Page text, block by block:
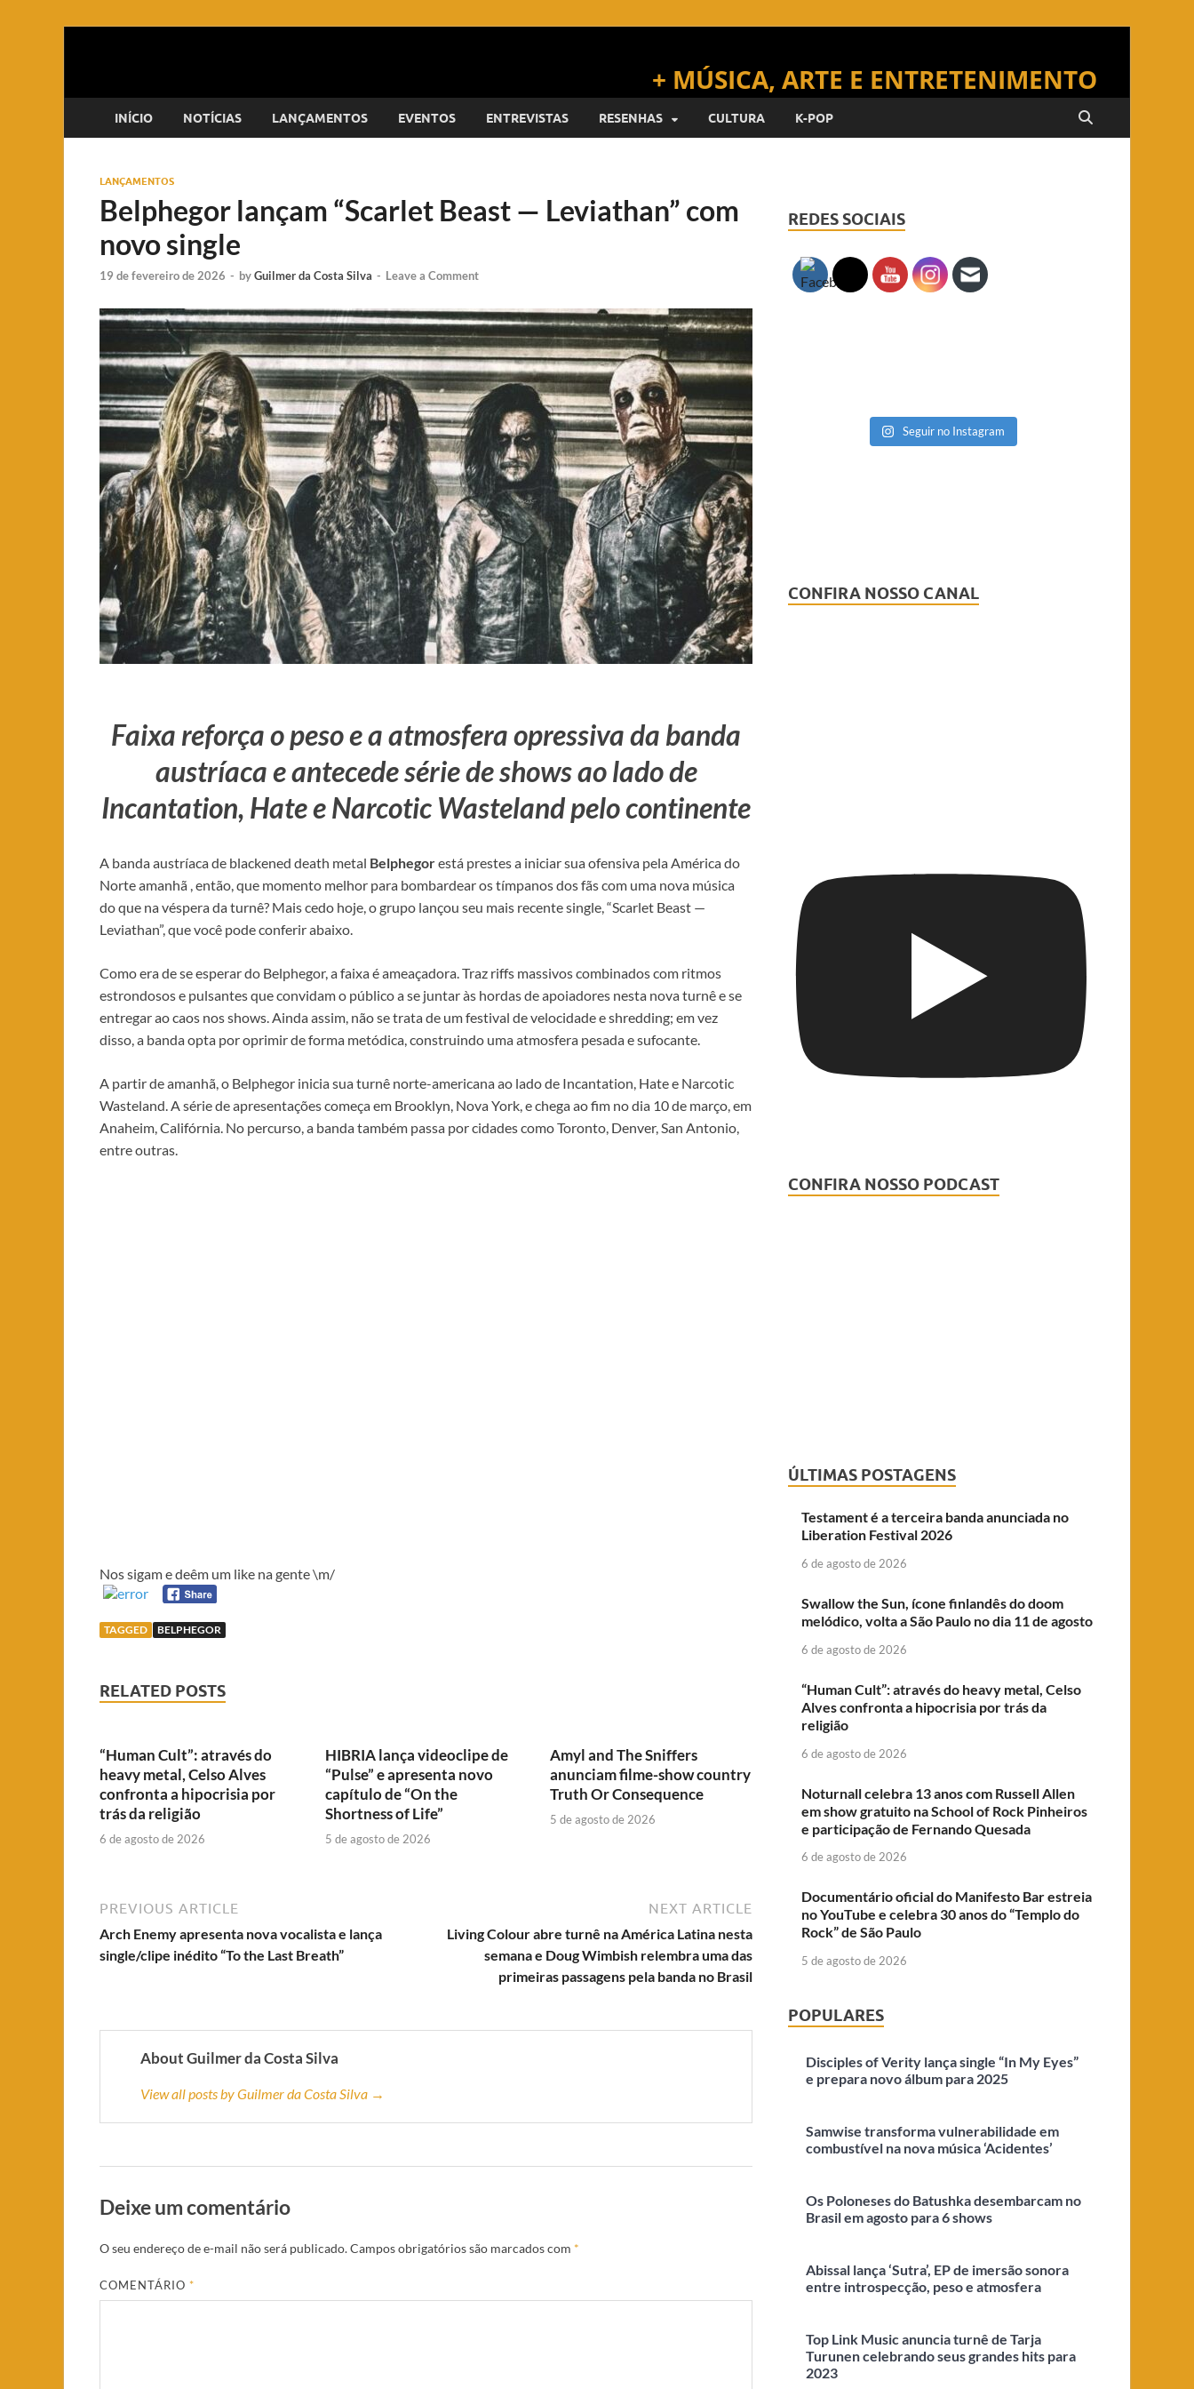
INÍCIO NOTÍCIAS LANÇAMENTOS EVENTOS ENTREVISTAS RESENHAS CULTURA K-POP
LANÇAMENTOS
Belphegor lançam “Scarlet Beast — Leviathan” com
novo single
19 de fevereiro de 2026 - byGuilmer da Costa Silva - Leave a Comment
Faixa reforça o peso e a atmosfera opressiva da banda
austríaca e antecede série de shows ao lado de
Incantation, Hate e Narcotic Wasteland pelo continente
A banda austríaca de blackened death metal Belphegorestá prestes a iniciar sua ofensiva pela América do
Norte amanhã , então, que momento melhor para bombardear os tímpanos dos fãs com uma nova música
do que na véspera da turnê? Mais cedo hoje, o grupo lançou seu mais recente single, “Scarlet Beast —
Leviathan”, que você pode conferir abaixo.
Como era de se esperar do Belphegor, a faixa é ameaçadora. Traz riffs massivos combinados com ritmos
estrondosos e pulsantes que convidam o público a se juntar às hordas de apoiadores nesta nova turnê e se
entregar ao caos nos shows. Ainda assim, não se trata de um festival de velocidade e shredding; em vez
disso, a banda opta por oprimir de forma metódica, construindo uma atmosfera pesada e sufocante.
A partir de amanhã, o Belphegor inicia sua turnê norte-americana ao lado de Incantation, Hate e Narcotic
Wasteland. A série de apresentações começa em Brooklyn, Nova York, e chega ao fim no dia 10 de março, em
Anaheim, Califórnia. No percurso, a banda também passa por cidades como Toronto, Denver, San Antonio,
entre outras.
Nos sigam e deêm um like na gente \m/
TAGGED BELPHEGOR
RELATED POSTS
“Human Cult”: através do
heavy metal, Celso Alves
confronta a hipocrisia por
trás da religião
6 de agosto de 2026
HIBRIA lança videoclipe de
“Pulse” e apresenta novo
capítulo de “On the
Shortness of Life”
5 de agosto de 2026
Amyl and The Sniffers
anunciam filme-show country
Truth Or Consequence
5 de agosto de 2026
PREVIOUS ARTICLE
Arch Enemy apresenta nova vocalista e lança
single/clipe inédito “To the Last Breath”
NEXT ARTICLE
Living Colour abre turnê na América Latina nesta
semana e Doug Wimbish relembra uma das
primeiras passagens pela banda no Brasil
About Guilmer da Costa Silva
View all posts by Guilmer da Costa Silva →
Deixe um comentário
O seu endereço de e-mail não será publicado.Campos obrigatórios são marcados com *
COMENTÁRIO*
REDES SOCIAIS
Seguir no Instagram
CONFIRA NOSSO CANAL
CONFIRA NOSSO PODCAST
ÚLTIMAS POSTAGENS
Testament é a terceira banda anunciada no
Liberation Festival 2026
6 de agosto de 2026
Swallow the Sun, ícone finlandês do doom
melódico, volta a São Paulo no dia 11 de agosto
6 de agosto de 2026
“Human Cult”: através do heavy metal, Celso
Alves confronta a hipocrisia por trás da
religião
6 de agosto de 2026
Noturnall celebra 13 anos com Russell Allen
em show gratuito na School of Rock Pinheiros
e participação de Fernando Quesada
6 de agosto de 2026
Documentário oficial do Manifesto Bar estreia
no YouTube e celebra 30 anos do “Templo do
Rock” de São Paulo
5 de agosto de 2026
POPULARES
Disciples of Verity lança single “In My Eyes”
e prepara novo álbum para 2025
Samwise transforma vulnerabilidade em
combustível na nova música ‘Acidentes’
Os Poloneses do Batushka desembarcam no
Brasil em agosto para 6 shows
Abissal lança ‘Sutra’, EP de imersão sonora
entre introspecção, peso e atmosfera
Top Link Music anuncia turnê de Tarja
Turunen celebrando seus grandes hits para
2023